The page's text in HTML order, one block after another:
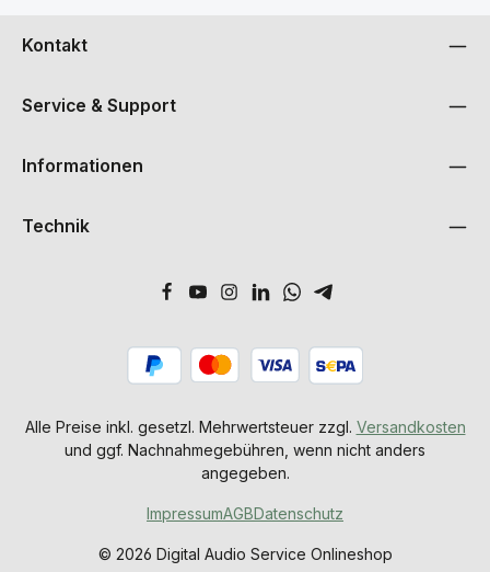
Kontakt
Service & Support
Informationen
Technik
Alle Preise inkl. gesetzl. Mehrwertsteuer zzgl. Versandkosten
und ggf. Nachnahmegebühren, wenn nicht anders
angegeben.
© 2026 Digital Audio Service Onlineshop
ImpressumAGBDatenschutz